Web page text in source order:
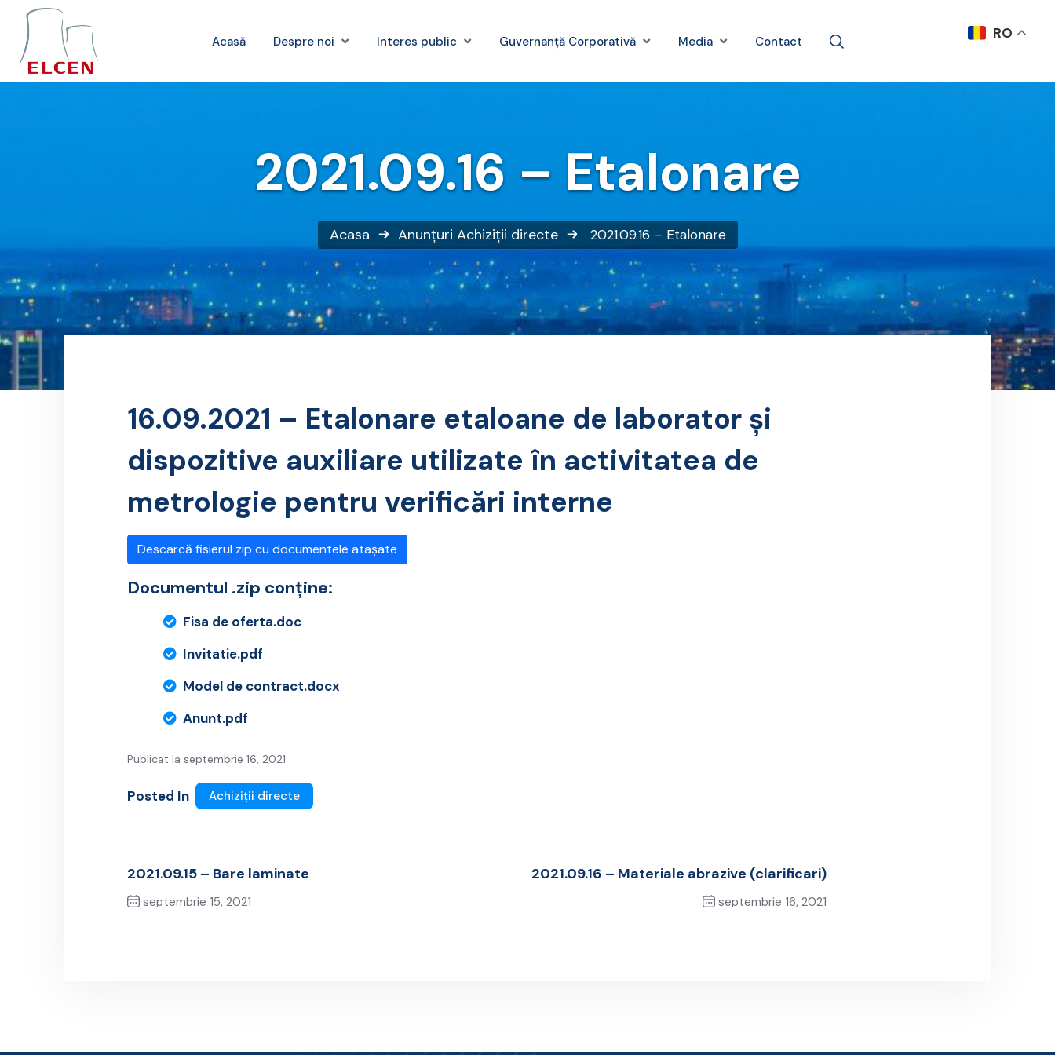
Acasă Despre noi Interes public Guvernanță Corporativă Media Contact
2021.09.16 – Etalonare
Acasa Anunțuri Achiziții directe 2021.09.16 – Etalonare
16.09.2021 – Etalonare etaloane de laborator și
dispozitive auxiliare utilizate în activitatea de
metrologie pentru verificări interne
Descarcă fisierul zip cu documentele atașate
Documentul .zip conține:
Fisa de oferta.doc
Invitatie.pdf
Model de contract.docx
Anunt.pdf
Publicat la septembrie 16, 2021
Posted In Achiziții directe
2021.09.15 – Bare laminate
septembrie 15, 2021
2021.09.16 – Materiale abrazive (clarificari)
septembrie 16, 2021
RO